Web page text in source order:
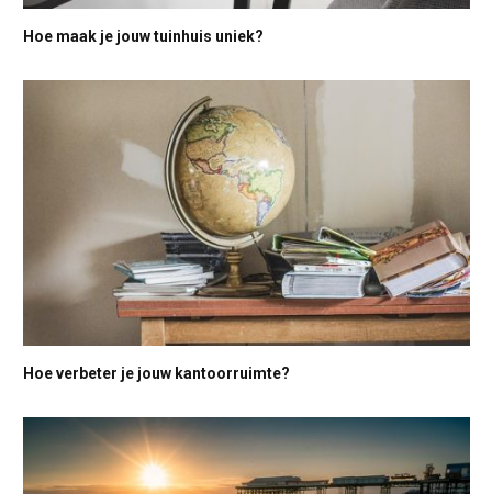
Hoe maak je jouw tuinhuis uniek?
Hoe verbeter je jouw kantoorruimte?